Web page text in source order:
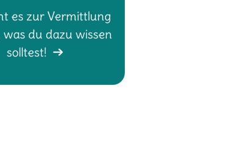
es zur Vermittlung
was du dazu wissen
solltest!→